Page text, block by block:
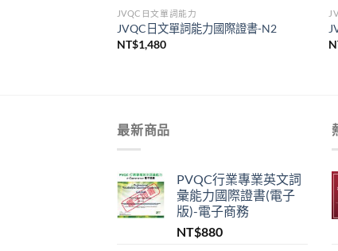
JVQC日文單詞能力
JVQC日文單詞能力國際證書-N2
NT$1,480
最新商品
PVQC行業專業英文詞
彙能力國際證書(電子
版)-電子商務
NT$880